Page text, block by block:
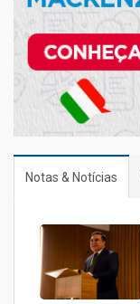
Notas & Notícias